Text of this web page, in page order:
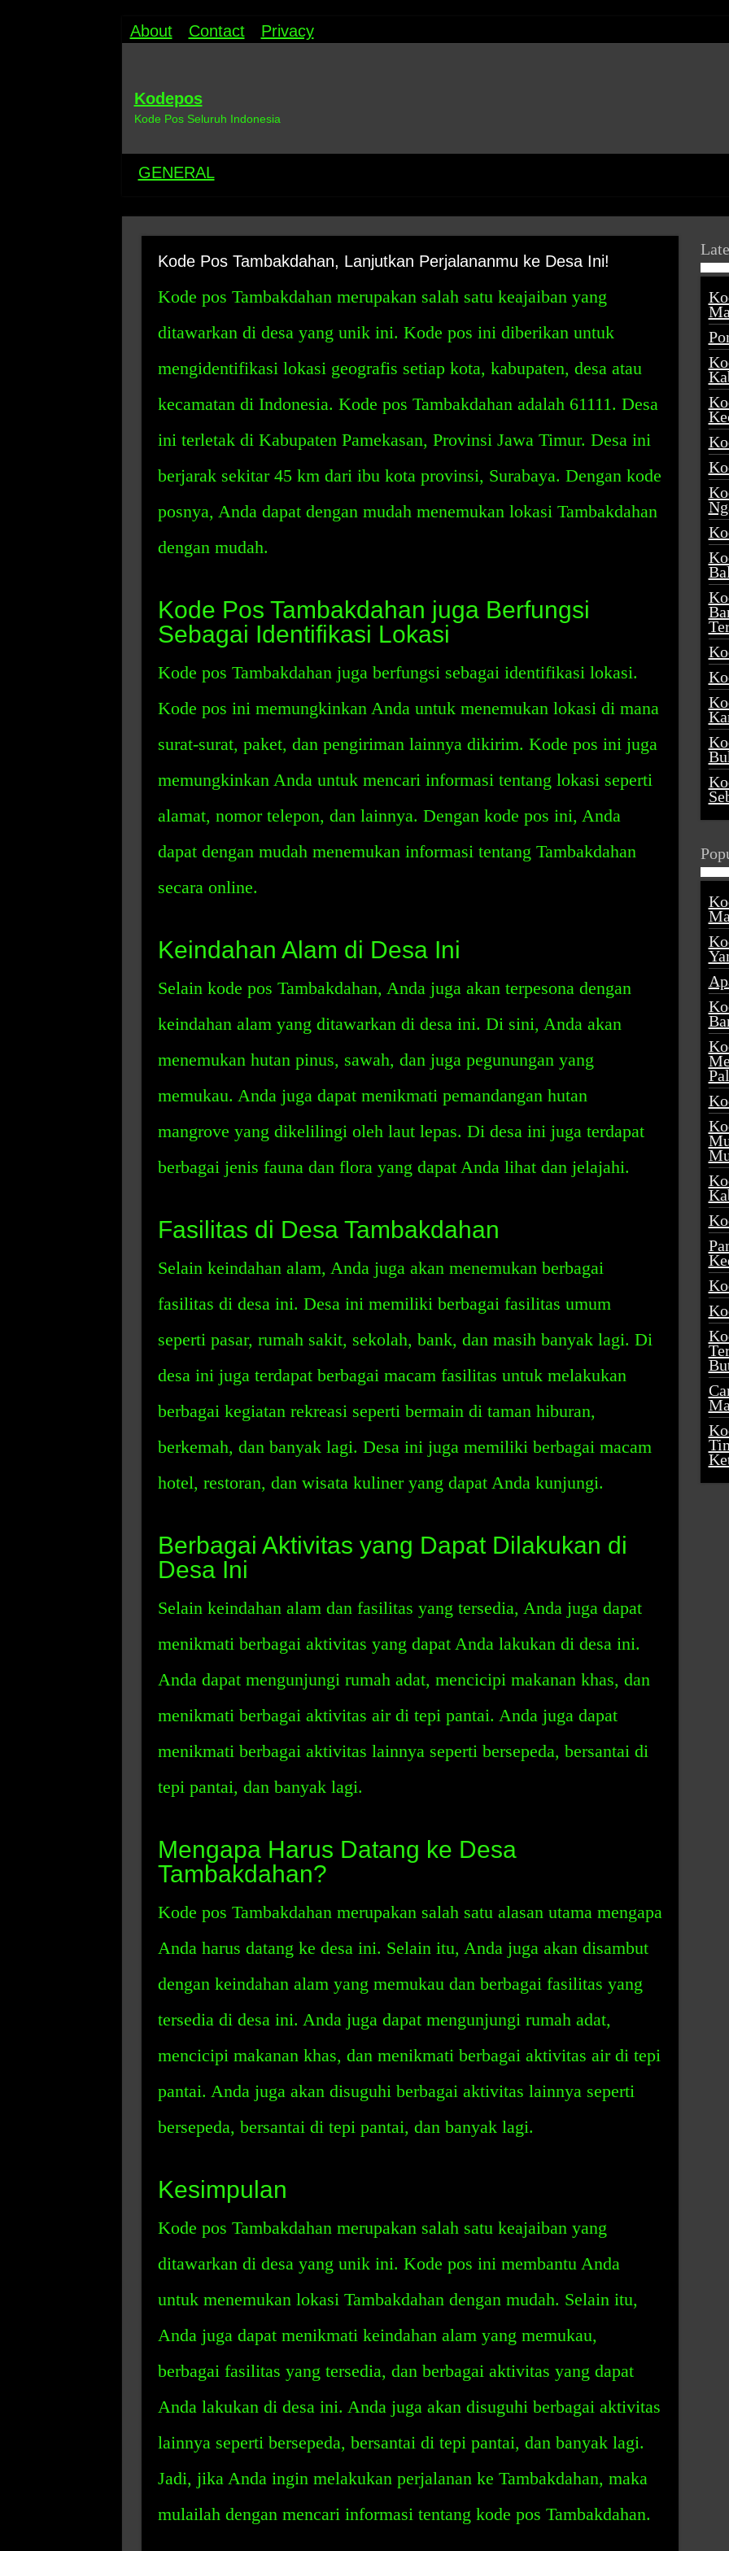
About Contact Privacy
Kodepos
Kode Pos Seluruh Indonesia
GENERAL
Kode Pos Tambakdahan, Lanjutkan Perjalananmu ke Desa Ini!
Kode pos Tambakdahan merupakan salah satu keajaiban yang
ditawarkan di desa yang unik ini. Kode pos ini diberikan untuk
mengidentifikasi lokasi geografis setiap kota, kabupaten, desa atau
kecamatan di Indonesia. Kode pos Tambakdahan adalah 61111. Desa
ini terletak di Kabupaten Pamekasan, Provinsi Jawa Timur. Desa ini
berjarak sekitar 45 km dari ibu kota provinsi, Surabaya. Dengan kode
posnya, Anda dapat dengan mudah menemukan lokasi Tambakdahan
dengan mudah.
Kode Pos Tambakdahan juga Berfungsi
Sebagai Identifikasi Lokasi
Kode pos Tambakdahan juga berfungsi sebagai identifikasi lokasi.
Kode pos ini memungkinkan Anda untuk menemukan lokasi di mana
surat-surat, paket, dan pengiriman lainnya dikirim. Kode pos ini juga
memungkinkan Anda untuk mencari informasi tentang lokasi seperti
alamat, nomor telepon, dan lainnya. Dengan kode pos ini, Anda
dapat dengan mudah menemukan informasi tentang Tambakdahan
secara online.
Keindahan Alam di Desa Ini
Selain kode pos Tambakdahan, Anda juga akan terpesona dengan
keindahan alam yang ditawarkan di desa ini. Di sini, Anda akan
menemukan hutan pinus, sawah, dan juga pegunungan yang
memukau. Anda juga dapat menikmati pemandangan hutan
mangrove yang dikelilingi oleh laut lepas. Di desa ini juga terdapat
berbagai jenis fauna dan flora yang dapat Anda lihat dan jelajahi.
Fasilitas di Desa Tambakdahan
Selain keindahan alam, Anda juga akan menemukan berbagai
fasilitas di desa ini. Desa ini memiliki berbagai fasilitas umum
seperti pasar, rumah sakit, sekolah, bank, dan masih banyak lagi. Di
desa ini juga terdapat berbagai macam fasilitas untuk melakukan
berbagai kegiatan rekreasi seperti bermain di taman hiburan,
berkemah, dan banyak lagi. Desa ini juga memiliki berbagai macam
hotel, restoran, dan wisata kuliner yang dapat Anda kunjungi.
Berbagai Aktivitas yang Dapat Dilakukan di
Desa Ini
Selain keindahan alam dan fasilitas yang tersedia, Anda juga dapat
menikmati berbagai aktivitas yang dapat Anda lakukan di desa ini.
Anda dapat mengunjungi rumah adat, mencicipi makanan khas, dan
menikmati berbagai aktivitas air di tepi pantai. Anda juga dapat
menikmati berbagai aktivitas lainnya seperti bersepeda, bersantai di
tepi pantai, dan banyak lagi.
Mengapa Harus Datang ke Desa
Tambakdahan?
Kode pos Tambakdahan merupakan salah satu alasan utama mengapa
Anda harus datang ke desa ini. Selain itu, Anda juga akan disambut
dengan keindahan alam yang memukau dan berbagai fasilitas yang
tersedia di desa ini. Anda juga dapat mengunjungi rumah adat,
mencicipi makanan khas, dan menikmati berbagai aktivitas air di tepi
pantai. Anda juga akan disuguhi berbagai aktivitas lainnya seperti
bersepeda, bersantai di tepi pantai, dan banyak lagi.
Kesimpulan
Kode pos Tambakdahan merupakan salah satu keajaiban yang
ditawarkan di desa yang unik ini. Kode pos ini membantu Anda
untuk menemukan lokasi Tambakdahan dengan mudah. Selain itu,
Anda juga dapat menikmati keindahan alam yang memukau,
berbagai fasilitas yang tersedia, dan berbagai aktivitas yang dapat
Anda lakukan di desa ini. Anda juga akan disuguhi berbagai aktivitas
lainnya seperti bersepeda, bersantai di tepi pantai, dan banyak lagi.
Jadi, jika Anda ingin melakukan perjalanan ke Tambakdahan, maka
mulailah dengan mencari informasi tentang kode pos Tambakdahan.